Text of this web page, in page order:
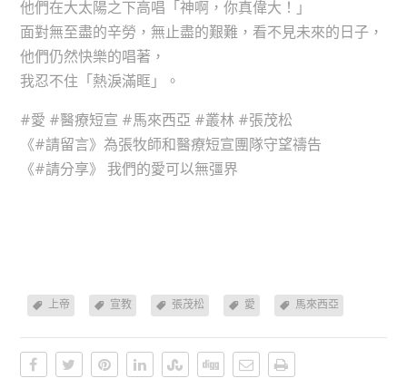
他們在大太陽之下高唱「神啊，你真偉大！」
面對無至盡的辛勞，無止盡的艱難，看不見未來的日子，
他們仍然快樂的唱著，
我忍不住「熱淚滿眶」。
‪#‎愛‬ ‪#‎醫療短宣‬ ‪#‎馬來西亞‬ ‪#‎叢林‬ ‪#‎張茂松‬
《‪#‎請留言‬》為張牧師和醫療短宣團隊守望禱告
《‪#‎請分享‬》 我們的愛可以無彊界
上帝 宣教 張茂松 愛 馬來西亞